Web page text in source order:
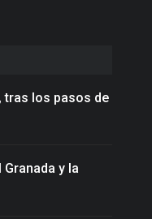
tras los pasos de
Granada y la